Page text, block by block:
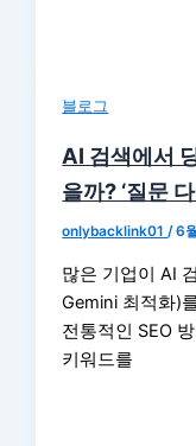
블로그
AI 검색에서
을까? ‘질문
onlybacklink01/6
많은 기업이 AI
Gemini 최적화)
전통적인 SEO
키워드를